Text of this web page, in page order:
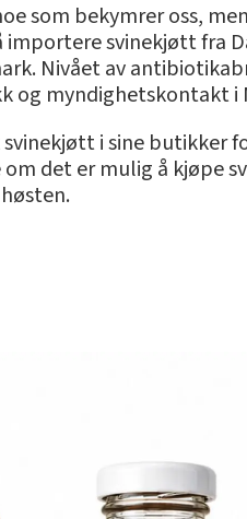
som bekymrer oss,
svinekjøtt fra
Nivået av
myndighetskontakt i
i sine butikker
det er mulig å kjøpe